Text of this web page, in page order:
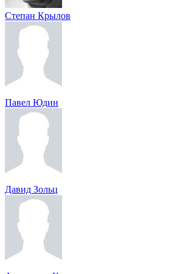
Степан Крылов
Павел Юдин
Давид Зольц